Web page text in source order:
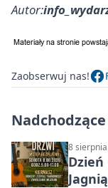
Autor:
Zaobserwuj nas!
8